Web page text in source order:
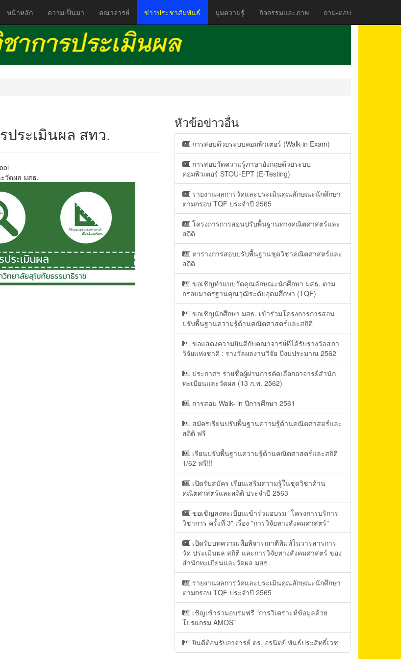
หน้าหลัก ความเป็นมา คณาจารย์ ข่าวประชาสัมพันธ์ มุมความรู้ กิจกรรมและภาพ ถาม-ตอบ
ประเมินผล สทว.
วัดผล มสธ.
หัวข้อข่าวอื่น
การสอบด้วยระบบคอมพิวเตอร์ (Walk-in Exam)
การสอบวัดความรู้ภาษาอังกฤษด้วยระบบ
คอมพิวเตอร์ STOU-EPT (E-Testing)
รายงานผลการวัดและประเมินคุณลักษณะนักศึกษา
ตามกรอบ TQF ประจำปี 2565
โครงการการสอนปรับพื้นฐานทางคณิตศาสตร์และ
สถิติ
ตารางการสอบปรับพื้นฐานชุดวิชาคณิตศาสตร์และ
สถิติ
ขอเชิญทำแบบวัดคุณลักษณะนักศึกษา มสธ. ตาม
กรอบมาตรฐานคุณวุฒิระดับอุดมศึกษา (TQF)
ขอเชิญนักศึกษา มสธ. เข้าร่วมโครงการการสอน
ปรับพื้นฐานความรู้ด้านคณิตศาสตร์และสถิติ
ขอแสดงความยินดีกับคณาจารย์ที่ได้รับรางวัลสภา
วิจัยแห่งชาติ : รางวัลผลงานวิจัย ปีงบประมาณ 2562
ประกาศฯ รายชื่อผู้ผ่านการคัดเลือกอาจารย์สำนัก
ทะเบียนและวัดผล (13 ก.พ. 2562)
การสอบ Walk- in ปีการศึกษา 2561
สมัครเรียนปรับพื้นฐานความรู้ด้านคณิตศาสตร์และ
สถิติ ฟรี
เรียนปรับพื้นฐานความรู้ด้านคณิตศาสตร์และสถิติ
1/62 ฟรี!!!
เปิดรับสมัคร เรียนเสริมความรู้ในชุดวิชาด้าน
คณิตศาสตร์และสถิติ ประจำปี 2563
ขอเชิญลงทะเบียนเข้าร่วมอบรม "โครงการบริการ
วิชาการ ครั้งที่ 3" เรื่อง "การวิจัยทางสังคมศาสตร์"
เปิดรับบทความเพื่อพิจารณาตีพิมพ์ในวารสารการ
วัด ประเมินผล สถิติ และการวิจัยทางสังคมศาสตร์ ของ
สำนักทะเบียนและวัดผล มสธ.
รายงานผลการวัดและประเมินคุณลักษณะนักศึกษา
ตามกรอบ TQF ประจำปี 2565
เชิญเข้าร่วมอบรมฟรี "การวิเคราะห์ข้อมูลด้วย
โปรแกรม AMOS"
ยินดีต้อนรับอาจารย์ ดร. อรนิตย์ พันธ์ประสิทธิ์เวช